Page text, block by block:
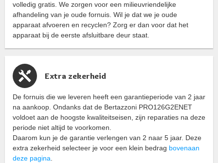
volledig gratis. We zorgen voor een milieuvriendelijke
afhandeling van je oude fornuis. Wil je dat we je oude
apparaat afvoeren en recyclen? Zorg er dan voor dat het
apparaat bij de eerste afsluitbare deur staat.
Extra zekerheid
De fornuis die we leveren heeft een garantieperiode van 2 jaar
na aankoop. Ondanks dat de Bertazzoni PRO126G2ENET
voldoet aan de hoogste kwaliteitseisen, zijn reparaties na deze
periode niet altijd te voorkomen.
Daarom kun je de garantie verlengen van 2 naar 5 jaar. Deze
extra zekerheid selecteer je voor een klein bedrag bovenaan
deze pagina